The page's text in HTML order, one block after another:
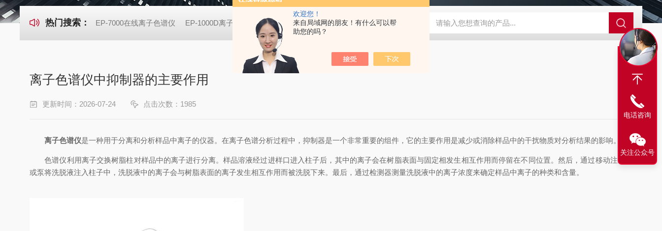
欢迎您！
来自局域网的朋友！有什么可以帮
助您的吗？
热门搜索： EP-7000在线离子色谱仪 EP-1000D离子色谱仪 EP-6000离子色谱仪 EP-600DDC便携离子色谱仪 LX-60LX-60淋洗液发生器 EPFIA-120全自动流动注射分析仪
离子色谱仪中抑制器的主要作用
更新时间：2026-07-24 点击次数：1985
离子色谱仪是一种用于分离和分析样品中离子的仪器。在离子色谱分析过程中，抑制器是一个非常重要的组件，它的主要作用是减少或消除样品中的干扰物质对分析结果的影响。
色谱仪利用离子交换树脂柱对样品中的离子进行分离。样品溶液经过进样口进入柱子后，其中的离子会在树脂表面与固定相发生相互作用而停留在不同位置。然后，通过移动注射器
或泵将洗脱液注入柱子中，洗脱液中的离子会与树脂表面的离子发生相互作用而被洗脱下来。最后，通过检测器测量洗脱液中的离子浓度来确定样品中离子的种类和含量。
电话咨询
关注公众号